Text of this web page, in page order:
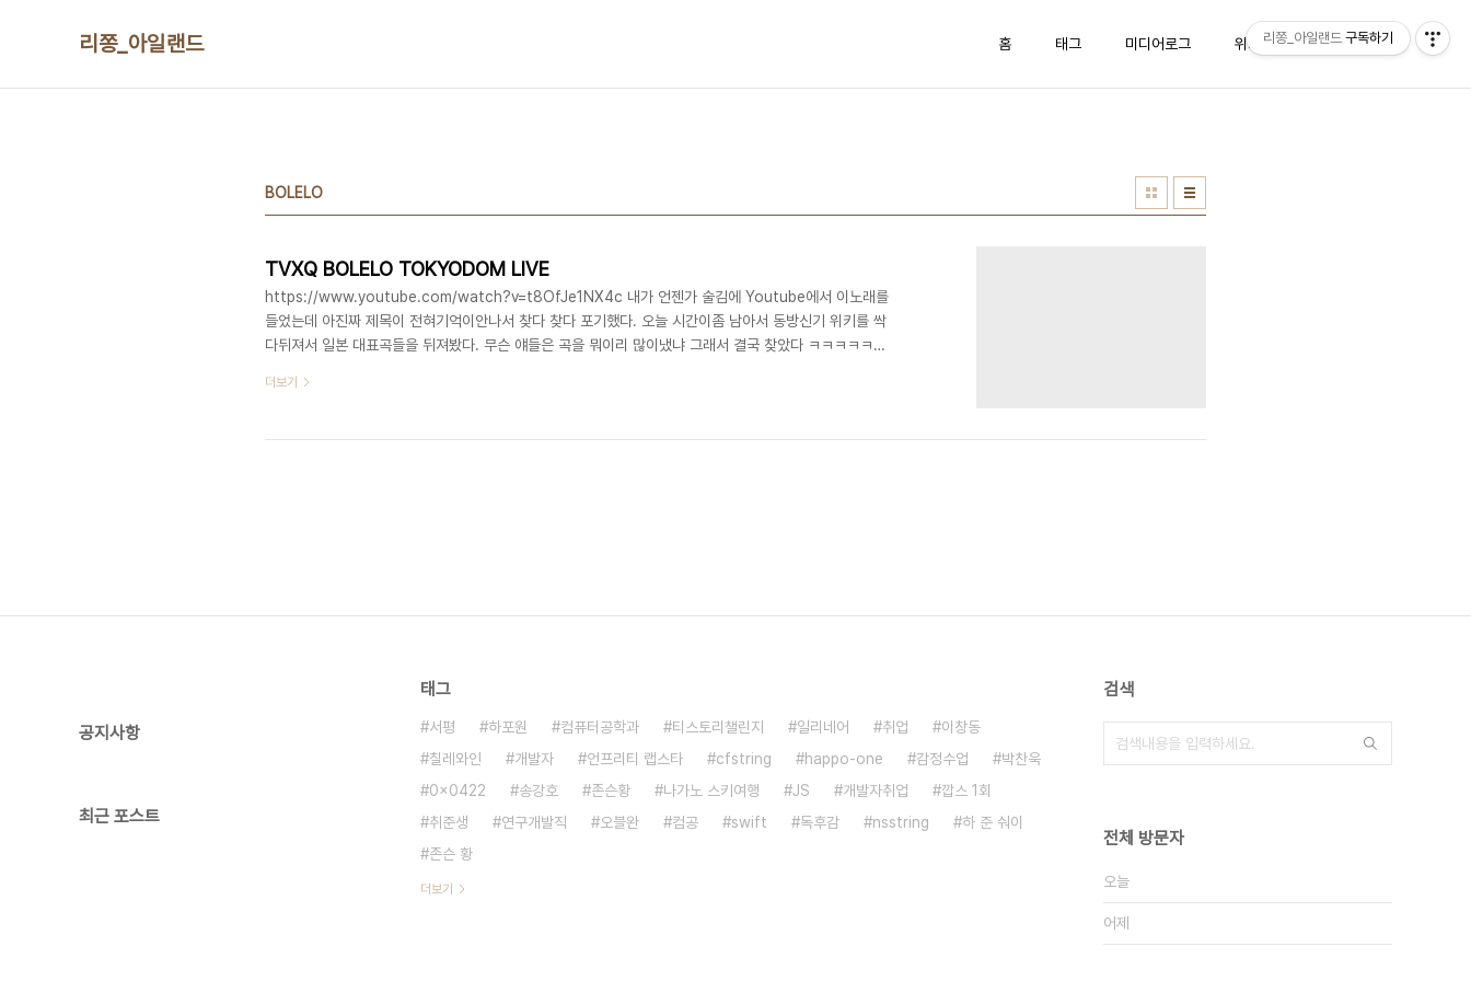
리쫑_아일랜드 홈 태그 미디어로그 위치로그 방명록
BOLELO
TVXQ BOLELO TOKYODOM LIVE
https://www.youtube.com/watch?v=t8OfJe1NX4c 내가 언젠가 술김에 Youtube에서 이노래를
들었는데 아진짜 제목이 전혀기억이안나서 찾다 찾다 포기했다. 오늘 시간이좀 남아서 동방신기 위키를 싹
다뒤져서 일본 대표곡들을 뒤져봤다. 무슨 얘들은 곡을 뭐이리 많이냈냐 그래서 결국 찾았다 ㅋㅋㅋㅋㅋㅋ
더보기
공지사항
최근 포스트
태그
서평 하포원 컴퓨터공학과 티스토리챌린지 일리네어 취업
이창동
칠레와인
개발자 언프리티 랩스타 cfstring happo-one 감정수업
박찬욱
0x0422
송강호 존슨황 나가노 스키여행 JS 개발자취업
깝스 1회
취준생
연구개발직 오블완 컴공 swift 독후감 nsstring
하 준 숴이
존슨 황
더보기
검색
전체 방문자
오늘
어제
리쫑_아일랜드 구독하기